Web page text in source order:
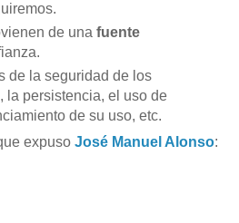
de una fuente
de la seguridad de los
la persistencia, el uso de
de su uso, etc.
expuso José Manuel Alonso: